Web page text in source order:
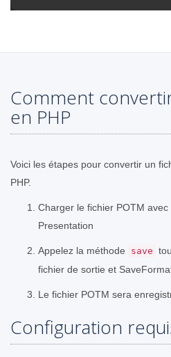
Comment
en PHP
Voici les étapes pour convertir un
PHP.
Charger le fichier POTM
Presentation
Appelez la méthode save
fichier de sortie et
Le fichier POTM sera
Configuration